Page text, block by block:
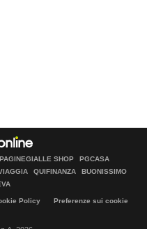
PAGINEGIALLE SHOP
PGCASA
QUIFINANZA
BUONISSIMO
Policy
Preferenze sui cookie